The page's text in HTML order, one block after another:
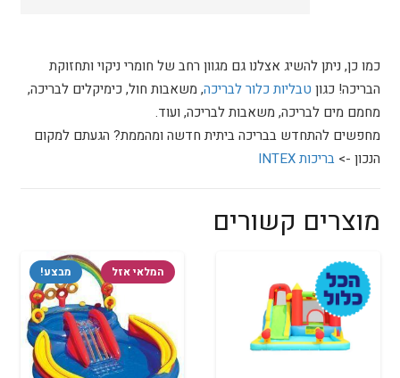
כמו כן, ניתן להשיג אצלנו גם מגוון רחב של חומרי ניקוי ותחזוקת
הבריכה! כגון טבליות כלור לבריכה, משאבות חול, כימיקלים לבריכה,
מחמם מים לבריכה, משאבות לבריכה, ועוד.
מחפשים להתחדש בבריכה ביתית חדשה ומהממת? הגעתם למקום
הנכון ->בריכות INTEX
מוצרים קשורים
מבצע! המלאי אזל